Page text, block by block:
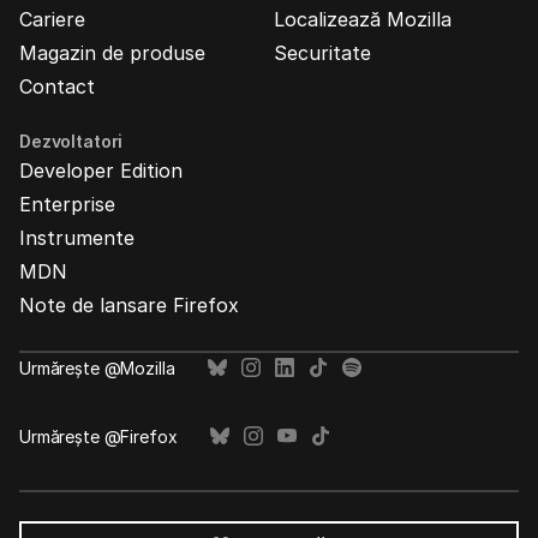
Cariere
Magazin de produse
Contact
Localizează Mozilla
Securitate
Dezvoltatori
Developer Edition
Enterprise
Instrumente
MDN
Note de lansare Firefox
Urmărește @Mozilla
Urmărește @Firefox